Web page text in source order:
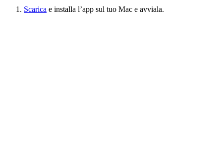
Scarica e installa l’app sul tuo Mac e avviala.